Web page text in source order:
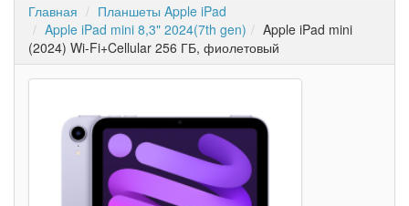
Главная
Планшеты Apple iPad
Apple iPad mini 8,3" 2024(7th gen)
Apple iPad mini
(2024) Wi-Fi+Cellular 256 ГБ, фиолетовый